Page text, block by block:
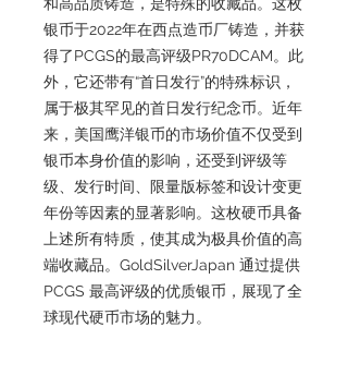
银币于2022年在西点造币厂铸造，并获
得了PCGS的最高评级PR70DCAM。此
外，它还带有“首日发行”的特殊标识，
属于极其罕见的首日发行纪念币。近年
来，美国鹰洋银币的市场价值不仅受到
银币本身价值的影响，还受到评级等
级、发行时间、限量版标签和设计变更
年份等因素的显著影响。这枚硬币具备
上述所有特质，使其成为极具价值的高
端收藏品。GoldSilverJapan 通过提供
PCGS 最高评级的优质银币，展现了全
球现代硬币市场的魅力。